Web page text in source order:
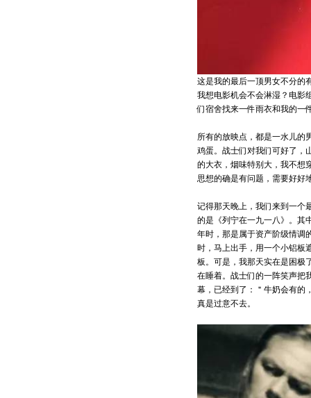
这是我的最后一顶男女不分
我想电影机会不会淋湿？电
们宿舍找来一件雨衣和我的一
所有的放映点，都是一水儿的
鸡蛋。战士们对我们可好了，
的大衣，烟味特别大，我不想
思想的确是有问题，需要好
记得那天晚上，我们来到一个
的是《列宁在一九一八》。其
年时，那是属于资产阶级情调
时，马上出手，用一个小铝板
板。可是，我那天实在是困
在睡着。战士们的一阵笑声把
幕，已经到了：＂牛奶会有
真是过意不去。